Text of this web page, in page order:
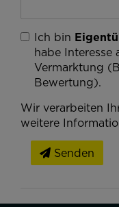
Ich bin
habe Interesse
Vermarktung
Bewertung).
Wir verarbeiten
weitere
Senden